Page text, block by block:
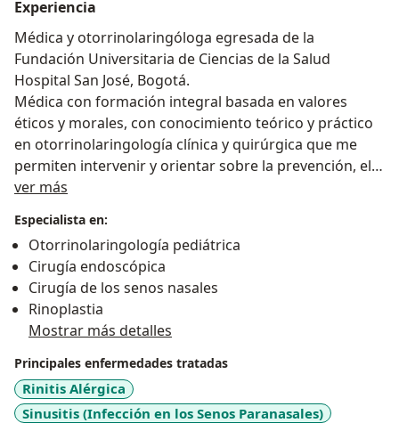
Experiencia
Médica y otorrinolaringóloga egresada de la
Fundación Universitaria de Ciencias de la Salud
Hospital San José, Bogotá.
Médica con formación integral basada en valores
éticos y morales, con conocimiento teórico y práctico
en otorrinolaringología clínica y quirúrgica que me
permiten intervenir y orientar sobre la prevención, el
diagnóstico temprano, tratamiento oportuno y
sentidos; con interés permanente en el ámbito
investigativo y con el compromiso continuo de cumplir
tareas asignadas con calidad, responsabilidad y
puntualidad
Experiencia laboral:
Otorrinolaringóloga Clinica Colsubsidio infantil y
Colsubsidio calle 94, Fundacion Hospital San Carlos y
Clínica Mediport, Bogotá.
ver más
Especialista en:
Otorrinolaringología pediátrica
Cirugía endoscópica
Cirugía de los senos nasales
Rinoplastia
Mostrar más detalles
Principales enfermedades tratadas
Rinitis Alérgica
Sinusitis (Infección en los Senos Paranasales)